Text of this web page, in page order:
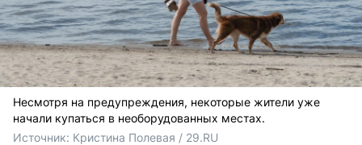
Несмотря на предупреждения, некоторые жители уже
начали купаться в необорудованных местах.
Источник: Кристина Полевая / 29.RU